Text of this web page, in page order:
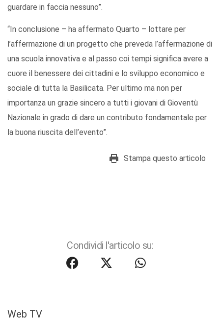
guardare in faccia nessuno”.
“In conclusione – ha affermato Quarto – lottare per
l’affermazione di un progetto che preveda l’affermazione di
una scuola innovativa e al passo coi tempi significa avere a
cuore il benessere dei cittadini e lo sviluppo economico e
sociale di tutta la Basilicata. Per ultimo ma non per
importanza un grazie sincero a tutti i giovani di Gioventù
Nazionale in grado di dare un contributo fondamentale per
la buona riuscita dell’evento”.
Stampa questo articolo
Condividi l'articolo su:
Web TV